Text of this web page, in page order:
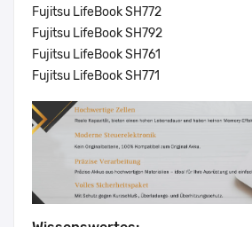
Fujitsu LifeBook SH772
Fujitsu LifeBook SH792
Fujitsu LifeBook SH761
Fujitsu LifeBook SH771